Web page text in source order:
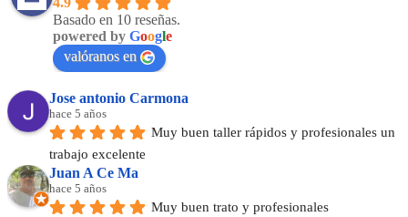
Basado en 10 reseñas.
powered by Google
valóranos en
Jose antonio Carmona
hace 5 años
Muy buen taller rápidos y profesionales un
trabajo excelente
Juan A Ce Ma
hace 5 años
Muy buen trato y profesionales